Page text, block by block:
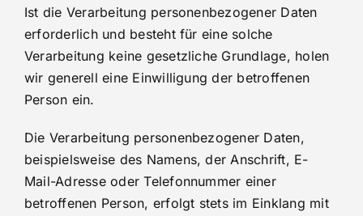
Ist die Verarbeitung personenbezogener Daten
erforderlich und besteht für eine solche
Verarbeitung keine gesetzliche Grundlage, holen
wir generell eine Einwilligung der betroffenen
Person ein.
Die Verarbeitung personenbezogener Daten,
beispielsweise des Namens, der Anschrift, E-
Mail-Adresse oder Telefonnummer einer
betroffenen Person, erfolgt stets im Einklang mit